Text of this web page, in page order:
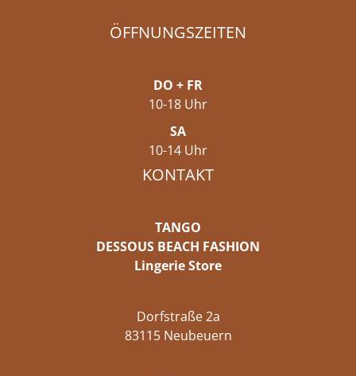
ÖFFNUNGSZEITEN
DO + FR
10-18 Uhr
SA
10-14 Uhr
KONTAKT
TANGO
DESSOUS BEACH FASHION
Lingerie Store
Dorfstraße 2a
83115 Neubeuern